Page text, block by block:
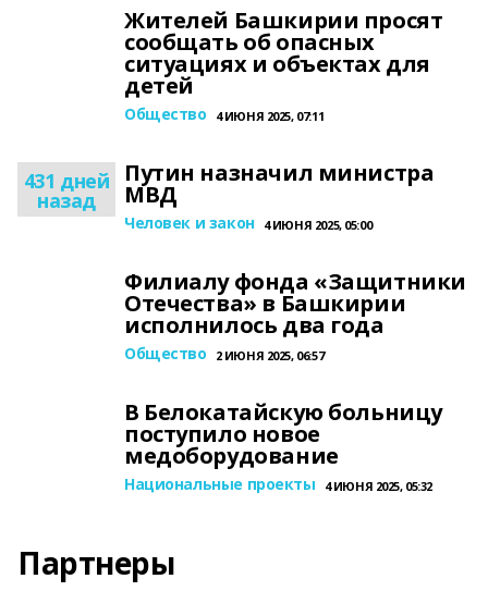
Жителей Башкирии просят
сообщать об опасных
ситуациях и объектах для
детей
Общество 4 ИЮНЯ 2025, 07:11
431 дней
назад
Путин назначил министра
МВД
Человек и закон 4 ИЮНЯ 2025, 05:00
Филиалу фонда «Защитники
Отечества» в Башкирии
исполнилось два года
Общество 2 ИЮНЯ 2025, 06:57
В Белокатайскую больницу
поступило новое
медоборудование
Национальные проекты 4 ИЮНЯ 2025, 05:32
Партнеры